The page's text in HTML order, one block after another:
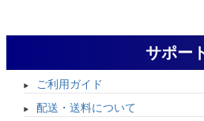
サポー
ご利用ガイド
配送・送料について